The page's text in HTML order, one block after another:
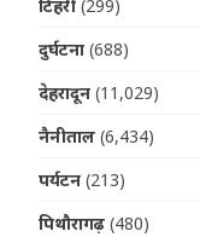
टिहरी (299)
दुर्घटना (688)
देहरादून (11,029)
नैनीताल (6,434)
पर्यटन (213)
पिथौरागढ़ (480)